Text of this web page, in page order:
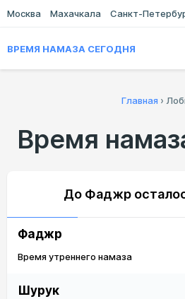
Москва Махачкала Санкт-
ВРЕМЯ НАМАЗА СЕГОДНЯ
Главная ›
Время
До Фаджр
Фаджр
Время утреннего намаза
Шурук